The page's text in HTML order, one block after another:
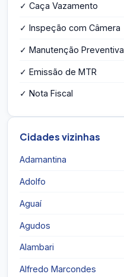
✓ Caça Vazamento
✓ Inspeção com Câmera
✓ Manutenção Preventiva
✓ Emissão de MTR
✓ Nota Fiscal
Cidades vizinhas
Adamantina
Adolfo
Aguaí
Agudos
Alambari
Alfredo Marcondes